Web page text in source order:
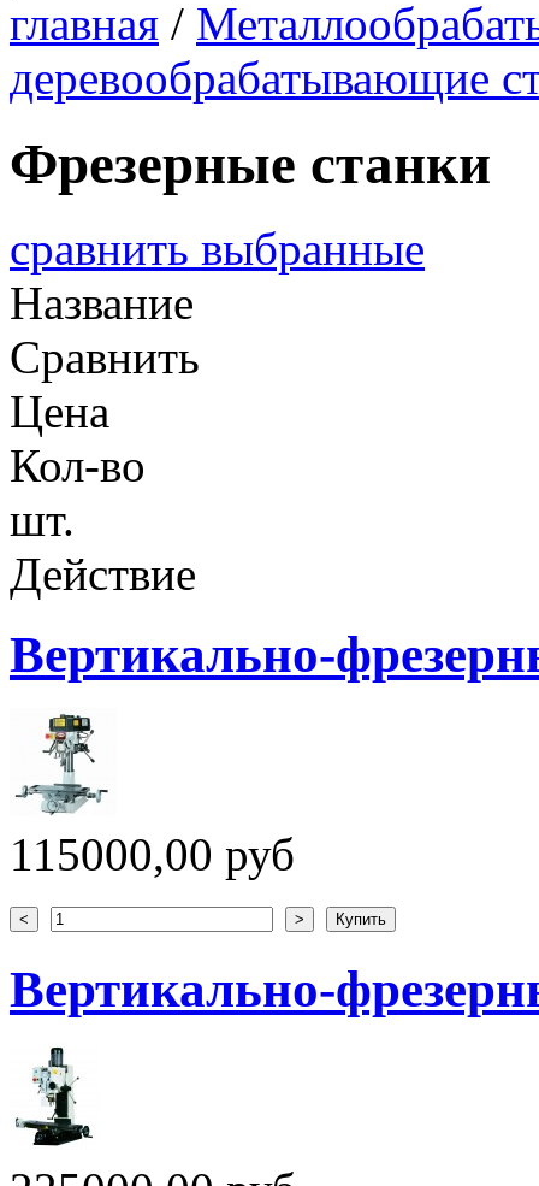
главная /
деревообрабатывающие
Фрезерные станки
сравнить выбранные
Название
Сравнить
Цена
Кол-во
шт.
Действие
Вертикально-
115000,00 руб
Вертикально-